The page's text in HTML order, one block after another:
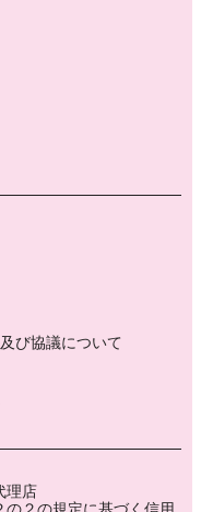
び協議について
理店
２の規定に基づく信用